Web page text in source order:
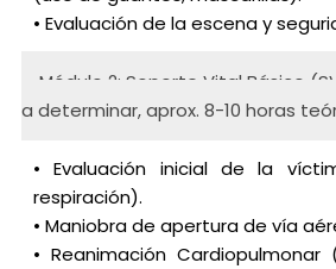
• Evaluación de la escena y
Módulo 2: Soporte Vital Básico
a determinar, aprox. 8-10 horas
• Evaluación inicial de la
respiración).
• Maniobra de apertura de vía
• Reanimación Cardiopulmonar